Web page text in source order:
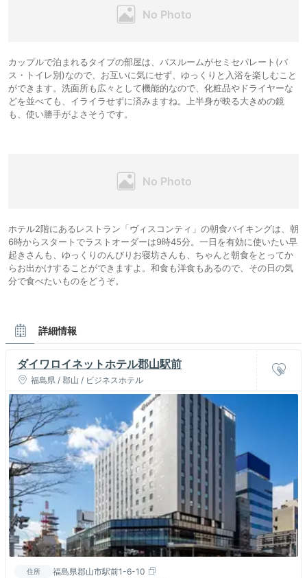
カップルで泊まれるタイプの部屋は、バスルームがセミセパレート(バ
ス・トイレ別)なので、お互いに気にせず、ゆっくりと入浴を楽しむこと
ができます。洗面所も広々として機能的なので、化粧品やドライヤーな
どを並べても、イライラせずに済みますね。上半身が映る大きめの鏡
も、使い勝手がよさそうです。
ホテル2階にあるレストラン「ヴィスコンティ」の朝食バイキングは、朝
6時からスタートでラストオーダーは9時45分。一日を有効に使いたい早
起きさんも、ゆっくりのんびりお寝坊さんも、ちゃんと朝食をとってか
らお出かけすることができますよ。和食も洋食もあるので、その日の気
分で食べたいものをどうぞ。
詳細情報
ダイワロイネットホテル郡山駅前
福島県 / 郡山 / ビジネスホテル
住所 福島県郡山市駅前1-6-10